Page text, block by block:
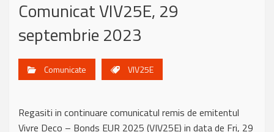
Comunicat VIV25E, 29
septembrie 2023
Comunicate VIV25E
Regasiti in continuare comunicatul remis de emitentul
Vivre Deco – Bonds EUR 2025 (VIV25E) in data de Fri, 29